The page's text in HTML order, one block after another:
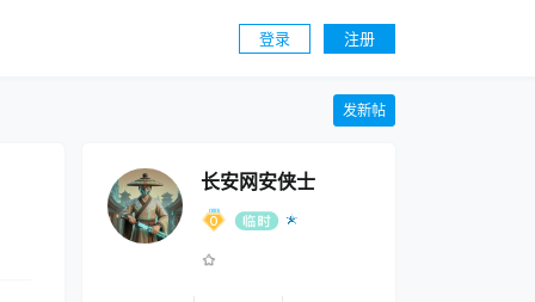
登录 注册
发新帖
长安网安侠士